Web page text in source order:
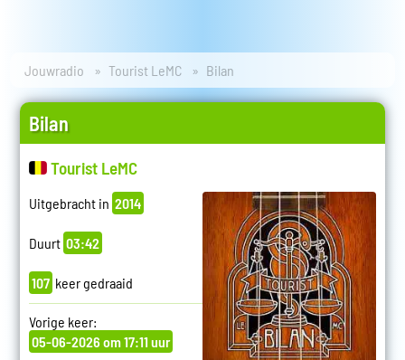
Jouwradio Tourist LeMC Bilan
Bilan
Tourist LeMC
Uitgebracht in 2014
Duurt 03:42
107 keer gedraaid
Vorige keer:
05-06-2026 om 17:11 uur